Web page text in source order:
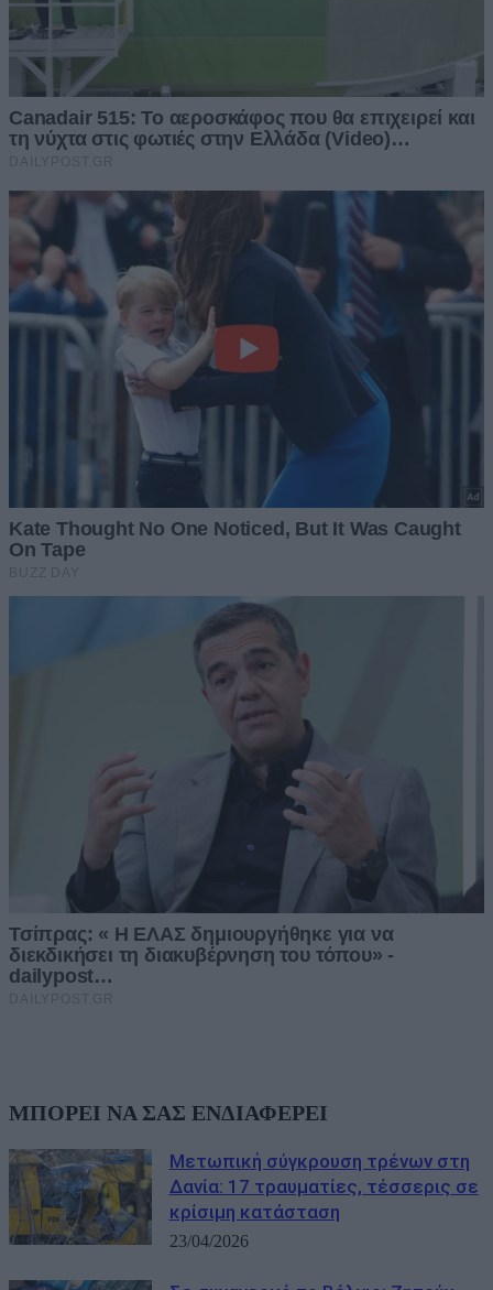
ΜΠΟΡΕΙ ΝΑ ΣΑΣ ΕΝΔΙΑΦΕΡΕΙ
Μετωπική σύγκρουση τρένων στη
Δανία: 17 τραυματίες, τέσσερις σε
κρίσιμη κατάσταση
23/04/2026